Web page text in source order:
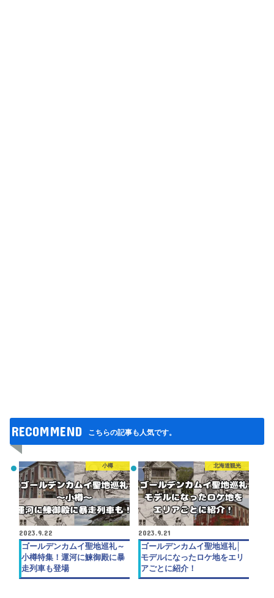
RECOMMEND こちらの記事も人気です。
小樽
2023.9.22
ゴールデンカムイ聖地巡礼～
小樽特集！運河に鰊御殿に暴
走列車も登場
北海道観光
2023.9.21
ゴールデンカムイ聖地巡礼│
モデルになったロケ地をエリ
アごとに紹介！